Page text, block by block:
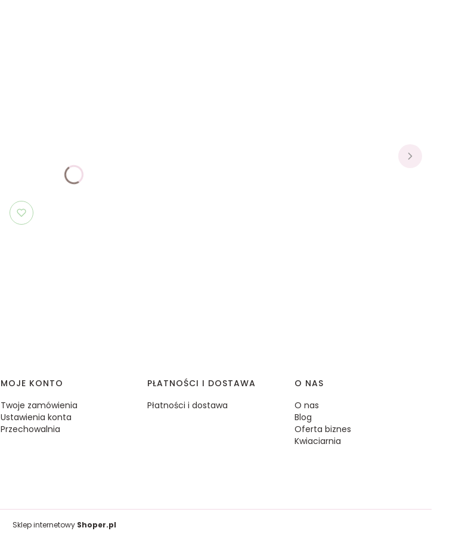
MOJE KONTO
Twoje zamówienia
Ustawienia konta
Przechowalnia
PŁATNOŚCI I DOSTAWA
Płatności i dostawa
O NAS
O nas
Blog
Oferta biznes
Kwiaciarnia
Sklep internetowy Shoper.pl